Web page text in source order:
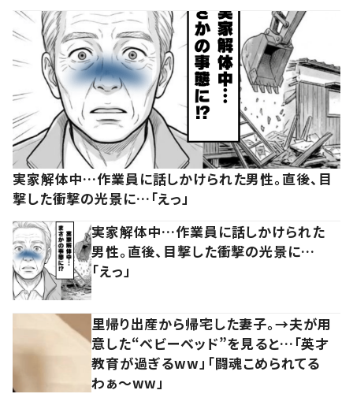
実家解体中…作業員に話しかけられた男性。直後、目
撃した衝撃の光景に…「えっ」
実家解体中…作業員に話しかけられた
男性。直後、目撃した衝撃の光景に…
「えっ」
里帰り出産から帰宅した妻子。→夫が用
意した“ベビーベッド”を見ると…「英才
教育が過ぎるww」「闘魂こめられてる
わぁ～ww」